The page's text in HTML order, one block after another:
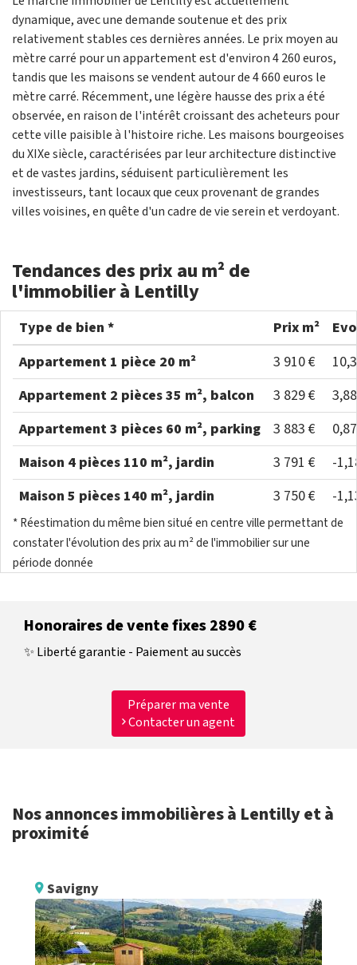
dynamique, avec une demande soutenue et des prix
relativement stables ces dernières années. Le prix moyen au
mètre carré pour un appartement est d'environ 4 260 euros,
tandis que les maisons se vendent autour de 4 660 euros le
mètre carré. Récemment, une légère hausse des prix a été
observée, en raison de l'intérêt croissant des acheteurs pour
cette ville paisible à l'histoire riche. Les maisons bourgeoises
du XIXe siècle, caractérisées par leur architecture distinctive
et de vastes jardins, séduisent particulièrement les
investisseurs, tant locaux que ceux provenant de grandes
villes voisines, en quête d'un cadre de vie serein et verdoyant.
Tendances des prix au m² de
l'immobilier à Lentilly
Type de bien * Prix m²
Appartement 1 pièce 20 m²
3 910 €
Appartement 2 pièces 35 m², balcon
3 829 €
Appartement 3 pièces 60 m², parking
3 883 €
Maison 4 pièces 110 m², jardin
3 791 €
-
Maison 5 pièces 140 m², jardin
3 750 € -
* Réestimation du même bien situé en centre ville permettant de
constater l'évolution des prix au m² de l'immobilier sur une
période donnée
Honoraires de vente fixes 2890 €
✨ Liberté garantie - Paiement au succès
Préparer ma vente
Contacter un agent
Nos annonces immobilières à Lentilly et à
proximité
Savigny